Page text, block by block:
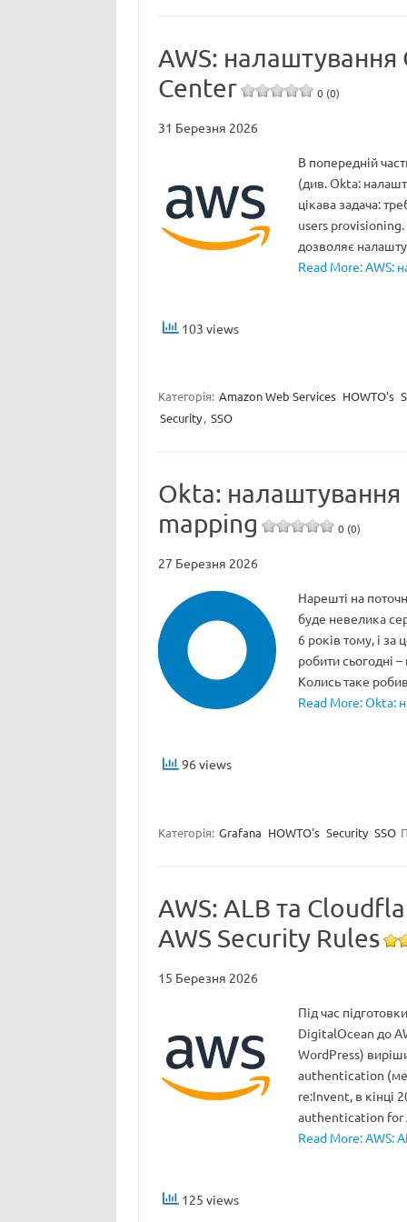
AWS: налаштування
Center
0 (0)
31 Березня 2026
В попередній
(див. Okta:
цікава задача:
users
дозволяє
Read More: AWS:
103 views
Категорія: Amazon Web Services HOWTO's
Security, SSO
Okta: налаштування
mapping
0 (0)
27 Березня 2026
Нарешті на
буде невелика
6 років тому, і за
робити сьогодні
Колись таке
Read More: Okta:
96 views
Категорія: Grafana HOWTO's Security SSO
AWS: ALB та
AWS Security Rules
15 Березня 2026
Під час
DigitalOcean до
WordPress)
authentication
re:Invent, в кінці
authentication
Read More: AWS:
125 views